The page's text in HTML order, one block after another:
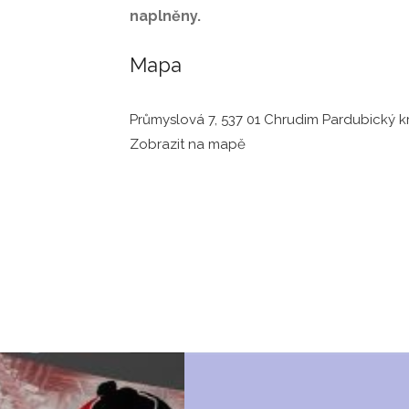
naplněny.
Mapa
Průmyslová 7, 537 01 Chrudim Pardubický
Zobrazit na mapě